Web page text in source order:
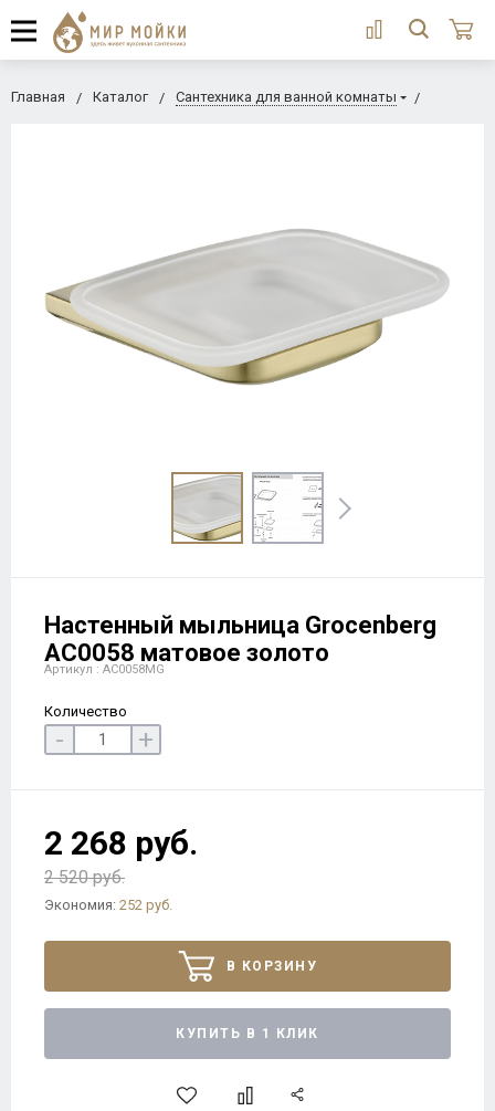
Главная Каталог Сантехника для ванной комнаты
Настенный мыльница Grocenberg
AC0058 матовое золото
Артикул : AC0058MG
Количество
- +
2 268 руб.
2 520 руб.
Экономия: 252 руб.
В КОРЗИНУ
КУПИТЬ В 1 КЛИК